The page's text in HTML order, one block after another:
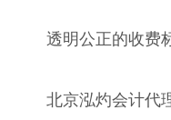
透明公正的收费
北京泓灼会计代